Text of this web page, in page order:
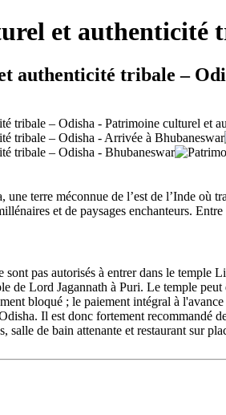
et authenticité
authenticité tribale –
une terre méconnue de l’est de l’Inde
et de paysages enchanteurs.
pas autorisés à entrer dans le
de Lord Jagannath à Puri. Le temple
bloqué ; le paiement intégral à
Il est donc fortement recommandé
salle de bain attenante et restaurant sur